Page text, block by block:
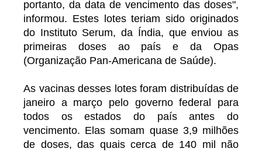
portanto, da data de vencimento das doses",
informou. Estes lotes teriam sido originados
do Instituto Serum, da Índia, que enviou as
primeiras doses ao país e da Opas
(Organização Pan-Americana de Saúde).
As vacinas desses lotes foram distribuídas de
janeiro a março pelo governo federal para
todos os estados do país antes do
vencimento. Elas somam quase 3,9 milhões
de doses, das quais cerca de 140 mil não